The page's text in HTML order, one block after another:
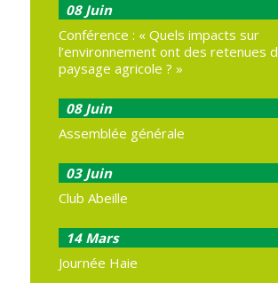
08 Juin
Conférence : « Quels impacts sur
l’environnement ont des retenues
paysage agricole ? »
08 Juin
Assemblée générale
03 Juin
Club Abeille
14 Mars
Journée Haie